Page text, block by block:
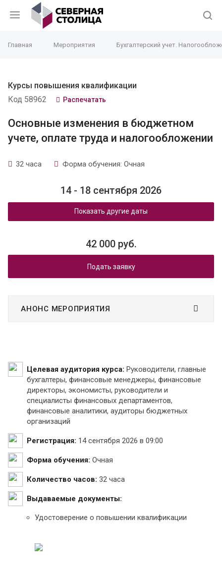
Главная Мероприятия Бухгалтерский учет.
Курсы повышения квалификации
Код 58962
Распечатать
Основные изменения в бюджетном
учете, оплате труда и налогообложении
32 часа Форма обучения: Очная
14 - 18 сентября 2026
Показать другие даты
42 000 руб.
Подать заявку
АНОНС МЕРОПРИЯТИЯ
Целевая аудитория курса: Руководители, главные
бухгалтеры, финансовые менеджеры, финансовые
директоры, экономисты, руководители и
специалисты финансовых департаментов,
финансовые аналитики, аудиторы бюджетных
организаций
Регистрация: 14 сентября 2026 в 09:00
Форма обучения: Очная
Количество часов: 32 часа
Выдаваемые документы:
Удостоверение о повышении квалификации